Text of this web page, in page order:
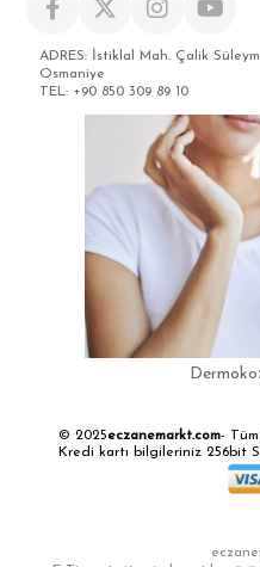
ADRES: İstiklal Mah. Çalik
Osmaniye
TEL: +90 850 309 89 10
© 2025eczanemarkt.com- Tüm
Kredi kartı bilgileriniz 256bit